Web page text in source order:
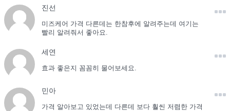
진선
미즈케어 가격 다른데는 한참후에 알려주는데 여기는
빨리 알려줘서 좋아요.
세연
효과 좋은지 꼼꼼히 물어보세요.
민아
가격 알아보고 있었는데 다른데 보다 훨씬 저렴한 가격